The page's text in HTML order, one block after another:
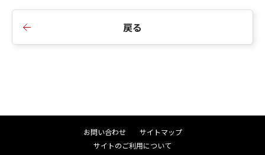
1.サポートOSにWindows 11を追加しました。
戻る
お問い合わせ
サイトマップ
サイトのご利用について